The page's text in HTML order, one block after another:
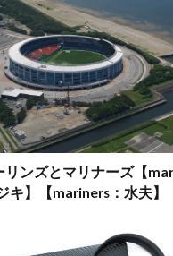
ンズとマリナーズ【
キ】【mariners：水夫】